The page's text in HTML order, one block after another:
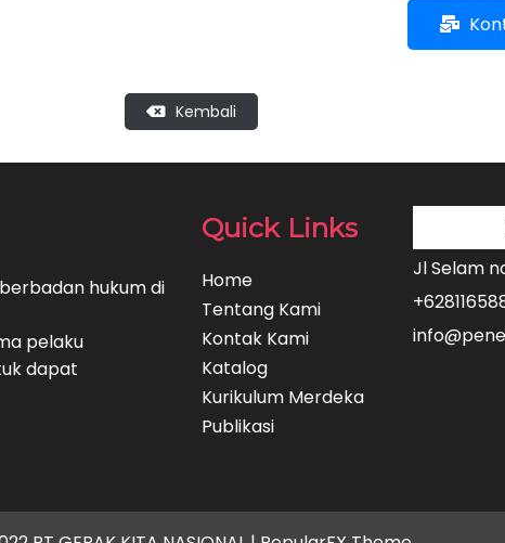
Kembali
hukum di
pelaku
dapat
Quick Links
Home
Tentang Kami
Kontak Kami
Katalog
Kurikulum Merdeka
Publikasi
Jl Selam